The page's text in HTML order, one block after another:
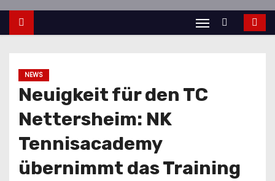
NEWS
Neuigkeit für den TC
Nettersheim: NK
Tennisacademy
übernimmt das Training